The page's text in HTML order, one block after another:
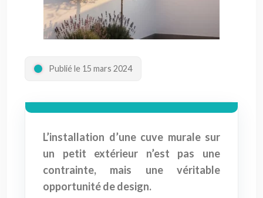
Publié le 15 mars 2024
L’installation d’une cuve murale sur
un petit extérieur n’est pas une
contrainte, mais une véritable
opportunité de design.